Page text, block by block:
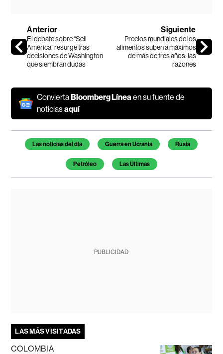
Anterior
El debate sobre “Sell
América” resurge tras
decisiones de Washington
que siembran dudas
Siguiente
Precios mundiales de los
alimentos suben a máximos
de más de tres años: las
razones
ConviertaBloomberg Líneaen su fuente de
noticiasaquí
Temas de este artículo
Las noticias del día Guerra en Ucrania Rusia
Petróleo Las Últimas
PUBLICIDAD
LAS MÁS VISITADAS
COLOMBIA